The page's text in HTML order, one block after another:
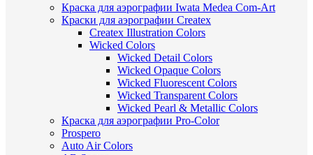
Краска для аэрографии Iwata Medea Com-Art
Краски для аэрографии Createx
Createx Illustration Colors
Wicked Colors
Wicked Detail Colors
Wicked Opaque Colors
Wicked Fluorescent Colors
Wicked Transparent Colors
Wicked Pearl & Metallic Colors
Краска для аэрографии Pro-Color
Prospero
Auto Air Colors